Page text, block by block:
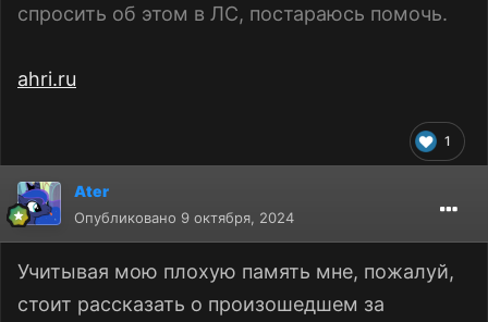
1
спросить об этом в ЛС, постараюсь помочь.
ahri.ru
Ater
Опубликовано 9 октября, 2024
Учитывая мою плохую память мне, пожалуй,
стоит рассказать о произошедшем за